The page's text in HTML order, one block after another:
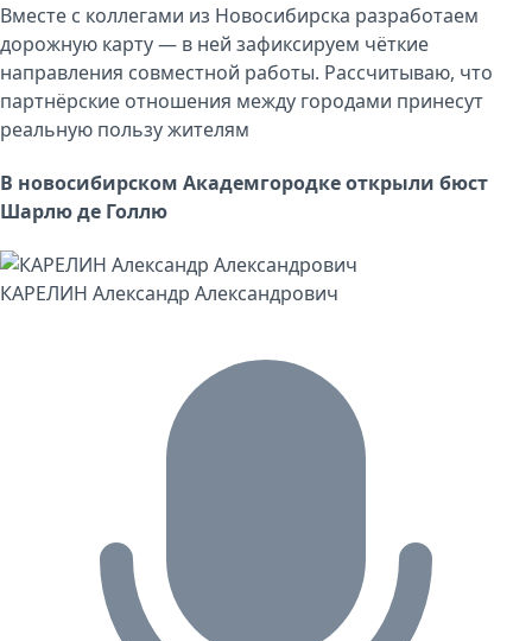
Вместе с коллегами из Новосибирска разработаем
дорожную карту — в ней зафиксируем чёткие
направления совместной работы. Рассчитываю, что
партнёрские отношения между городами принесут
реальную пользу жителям
В новосибирском Академгородке открыли бюст
Шарлю де Голлю
КАРЕЛИН Александр Александрович